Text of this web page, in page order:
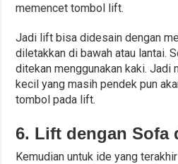
memencet tombol lift.
Jadi lift bisa didesain dengan
diletakkan di bawah atau lantai.
ditekan menggunakan kaki. Jadi
kecil yang masih pendek pun
tombol pada lift.
6. Lift dengan Sofa
Kemudian untuk ide yang